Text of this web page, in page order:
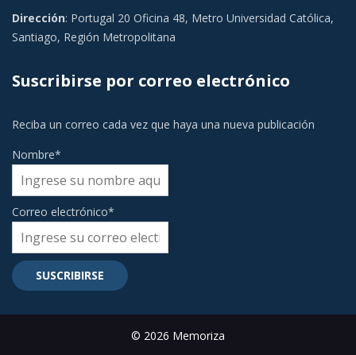
Dirección: Portugal 20 Oficina 48, Metro Universidad Católica,
Santiago, Región Metropolitana
Suscribirse por correo electrónico
Reciba un correo cada vez que haya una nueva publicación
Nombre*
Correo electrónico*
© 2026 Memoriza